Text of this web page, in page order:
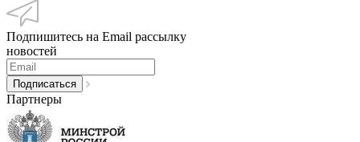
Подпишитесь на Email рассылку
новостей
Партнеры